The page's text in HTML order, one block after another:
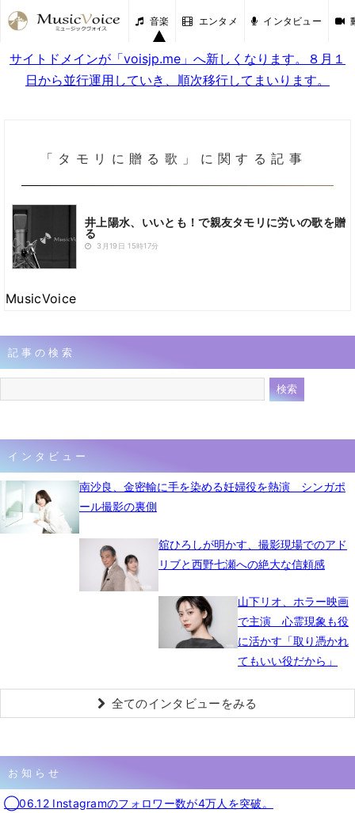
音楽 エンタメ インタビュー
サイトドメインが「voisjp.me」へ新しくなります。８月１
日から並行運用していき、順次移行してまいります。
「タモリに贈る歌」に関する記事
井上陽水、いいとも！で親友タモリに労いの歌を贈
る
3月19日 15時17分
MusicVoice
記事の検索
インタビュー
南沙良、金密輸に手を染める妊婦役を熱演 シンガポ
ール撮影の裏側
舘ひろしが明かす、撮影現場でのアド
リブと西野七瀬への絶大な信頼感
山下リオ、ホラー映画
で主演 心霊現象も役
に活かす「取り憑かれ
てもいい役だから」
全てのインタビューをみる
お知らせ
◯06.12 Instagramのフォロワー数が4万人を突破。